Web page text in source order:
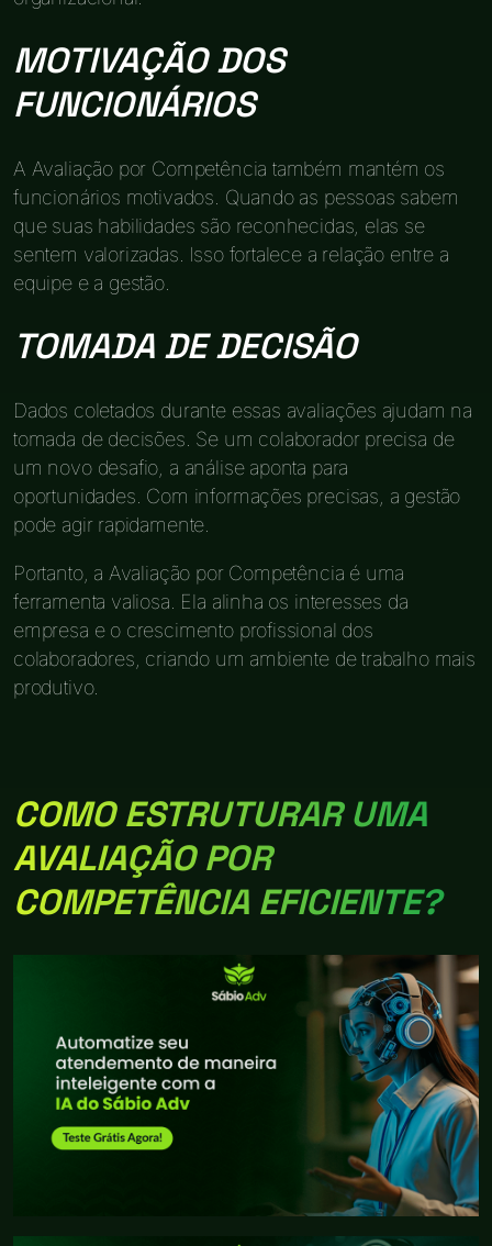
MOTIVAÇÃO DOS
FUNCIONÁRIOS
A Avaliação por Competência também mantém os
funcionários motivados. Quando as pessoas sabem
que suas habilidades são reconhecidas, elas se
sentem valorizadas. Isso fortalece a relação entre a
equipe e a gestão.
TOMADA DE DECISÃO
Dados coletados durante essas avaliações ajudam na
tomada de decisões. Se um colaborador precisa de
um novo desafio, a análise aponta para
oportunidades. Com informações precisas, a gestão
pode agir rapidamente.
Portanto, a Avaliação por Competência é uma
ferramenta valiosa. Ela alinha os interesses da
empresa e o crescimento profissional dos
colaboradores, criando um ambiente de trabalho mais
produtivo.
COMO ESTRUTURAR UMA
AVALIAÇÃO POR
COMPETÊNCIA EFICIENTE?